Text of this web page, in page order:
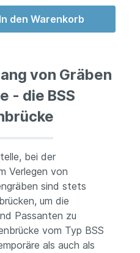
In den Warenkorb
von Gräben
- die BSS
bei der
Verlegen von
sind stets
um die
Passanten zu
vom Typ BSS
als auch als